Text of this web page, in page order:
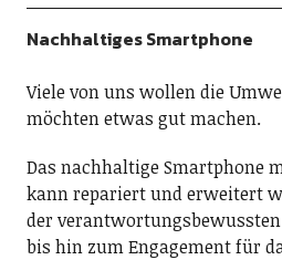
Nachhaltiges Smartphone
Viele von uns wollen die
möchten etwas gut machen.
Das nachhaltige Smartphone
kann repariert und erweitert
der
bis hin zum Engagement für